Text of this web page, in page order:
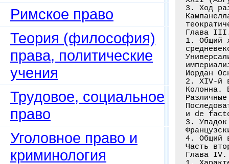
Римское право
Теория (философия)
права, политические
учения
Трудовое, социальное
право
Уголовное право и
криминология